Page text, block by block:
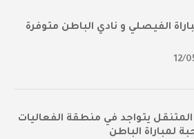
الفيصلي و نادي الباطن متوفرة
12/
المتنقل يتواجد في منطقة الفعاليات
لمباراة الباطن